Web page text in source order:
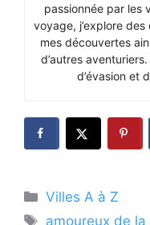
passionnée par les
voyage, j’explore
mes découvertes
d’autres
d’évasion et
Catégories
Villes A à Z
Étiquettes
amoureux de la